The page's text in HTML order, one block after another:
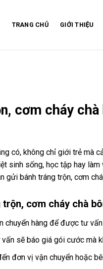
TRANG CHỦ GIỚI THIỆU
cơm cháy
có, không chỉ giới trẻ mà
sinh sống, học tập hay
gửi bánh tráng trộn, cơm
cơm cháy chà
chuyển hàng để được tư
sẽ báo giá gói cước mà
đơn vị vận chuyển hoặc